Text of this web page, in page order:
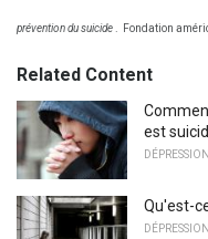
prévention du suicide Fondation
Related Content
est
DÉPRESSION
Qu'est-
DÉPRESSION